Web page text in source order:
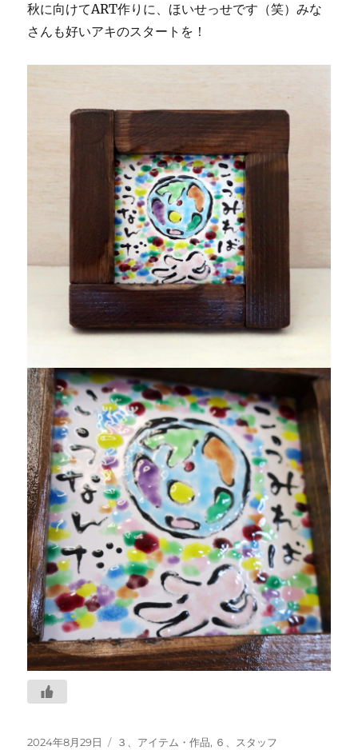
秋に向けてART作りに、ほいせっせです（笑）みな
さんも好いアキのスタートを！
投
2024年8月29日 カ
３、アイテム・作品, ６、スタッフ